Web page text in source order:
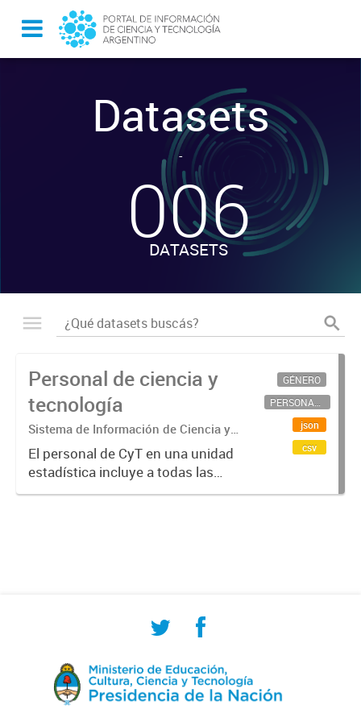
Datasets
-
006
DATASETS
Personal de ciencia y
tecnología
Sistema de Información de Ciencia y
Tecnología Argentino (SICYTAR)
El personal de CyT en una unidad
estadística incluye a todas las
personas involucradas
GÉNERO
PERSONAL CIENTÍFICO-TECNOLÓGICO
json
csv